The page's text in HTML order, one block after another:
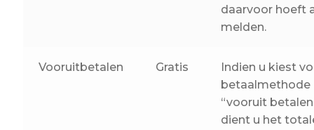
Actueel
daarvoor hoeft
melden.
Vooruitbetalen Gratis
Indien u kiest
betaalmethode
“vooruit
dient u het